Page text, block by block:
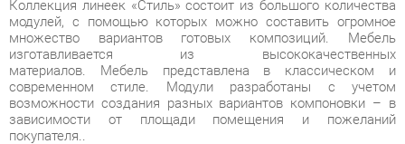
современном стиле. Модули разработаны с учетом
возможности создания разных вариантов компоновки – в
зависимости от площади помещения и пожеланий
покупателя..
Элегантная простота форм и функциональность коллекции
представляют широкие возможности для построения
современного, динамичного и удобного интерьера комнаты.
Благодаря использованию в конструкциях светлых и темных